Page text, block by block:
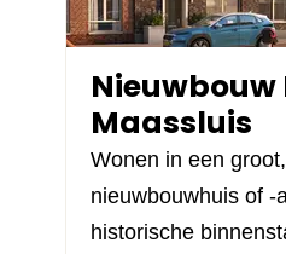
Nieuwbouw
Maassluis
Wonen in een
nieuwbouwhuis of -
historische